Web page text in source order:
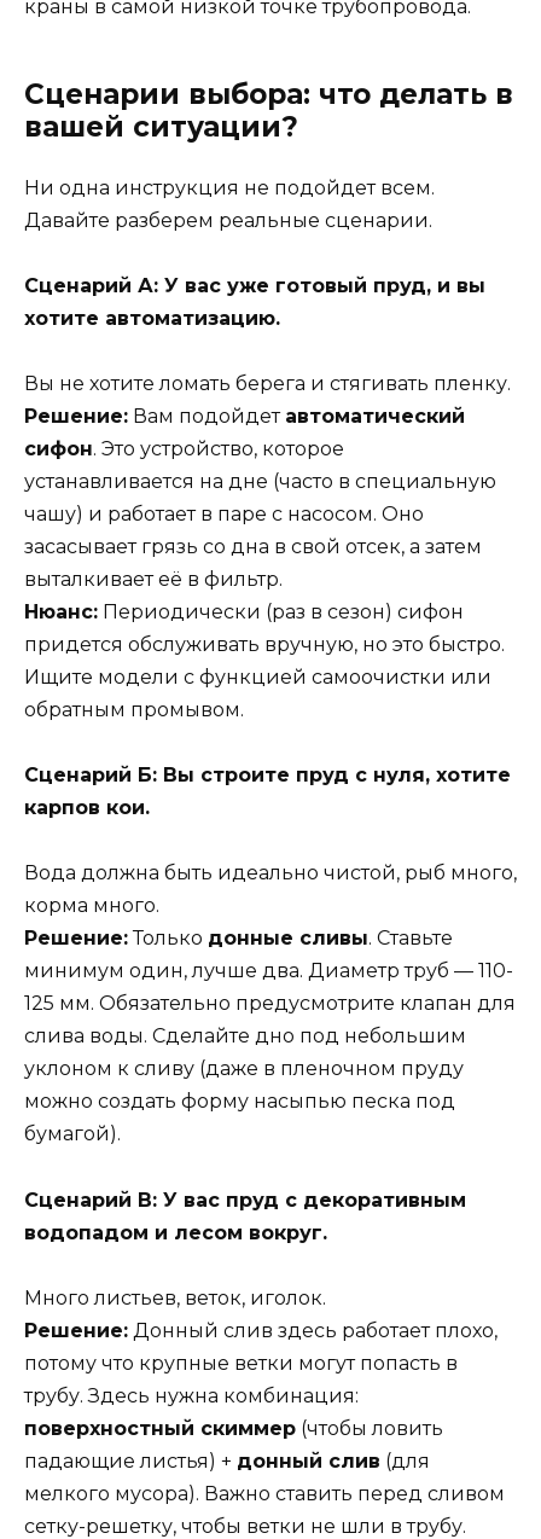
краны в самой низкой точке трубопровода.
Сценарии выбора: что делать в
вашей ситуации?
Ни одна инструкция не подойдет всем.
Давайте разберем реальные сценарии.
Сценарий А: У вас уже готовый пруд, и вы
хотите автоматизацию.
Вы не хотите ломать берега и стягивать пленку.
Решение: Вам подойдет автоматический
сифон. Это устройство, которое
устанавливается на дне (часто в специальную
чашу) и работает в паре с насосом. Оно
засасывает грязь со дна в свой отсек, а затем
выталкивает её в фильтр.
Нюанс: Периодически (раз в сезон) сифон
придется обслуживать вручную, но это быстро.
Ищите модели с функцией самоочистки или
обратным промывом.
Сценарий Б: Вы строите пруд с нуля, хотите
карпов кои.
Вода должна быть идеально чистой, рыб много,
корма много.
Решение:Только донные сливы. Ставьте
минимум один, лучше два. Диаметр труб — 110-
125 мм. Обязательно предусмотрите клапан для
слива воды. Сделайте дно под небольшим
уклоном к сливу (даже в пленочном пруду
можно создать форму насыпью песка под
бумагой).
Сценарий В: У вас пруд с декоративным
водопадом и лесом вокруг.
Много листьев, веток, иголок.
Решение: Донный слив здесь работает плохо,
потому что крупные ветки могут попасть в
трубу. Здесь нужна комбинация:
поверхностный скиммер (чтобы ловить
падающие листья) + донный слив (для
мелкого мусора). Важно ставить перед сливом
сетку-решетку, чтобы ветки не шли в трубу.